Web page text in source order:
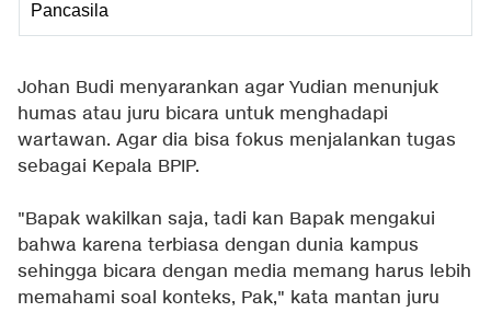
Pancasila
Johan Budi menyarankan agar Yudian menunjuk
humas atau juru bicara untuk menghadapi
wartawan. Agar dia bisa fokus menjalankan tugas
sebagai Kepala BPIP.
"Bapak wakilkan saja, tadi kan Bapak mengakui
bahwa karena terbiasa dengan dunia kampus
sehingga bicara dengan media memang harus lebih
memahami soal konteks, Pak," kata mantan juru